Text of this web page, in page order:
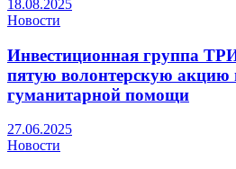
18.08.2025
Новости
Инвестиционная группа
пятую волонтерскую акцию
гуманитарной помощи
27.06.2025
Новости